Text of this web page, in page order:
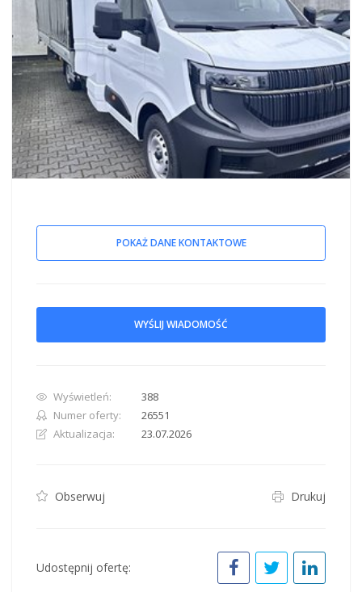
POKAŻ DANE KONTAKTOWE
WYŚLIJ WIADOMOŚĆ
Wyświetleń:
388
Numer oferty:
26551
Aktualizacja:
23.07.2026
Obserwuj Drukuj
Udostępnij ofertę: